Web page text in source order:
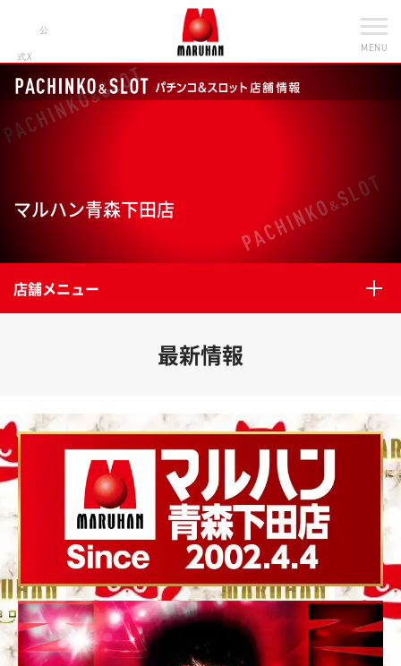
MENU
公
式X
マルハン青森下田店
店舗メニュー
最新情報